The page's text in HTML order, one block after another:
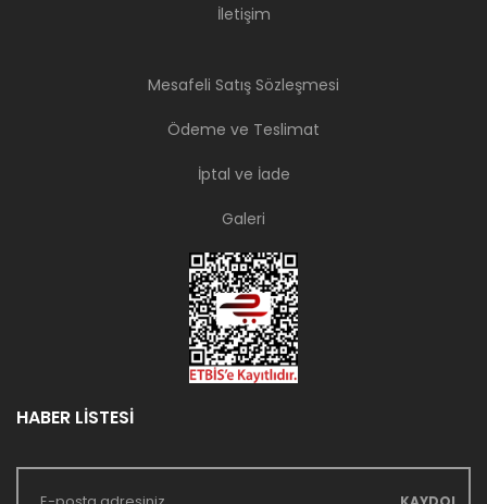
İletişim
Mesafeli Satış Sözleşmesi
Ödeme ve Teslimat
İptal ve İade
Galeri
HABER LİSTESİ